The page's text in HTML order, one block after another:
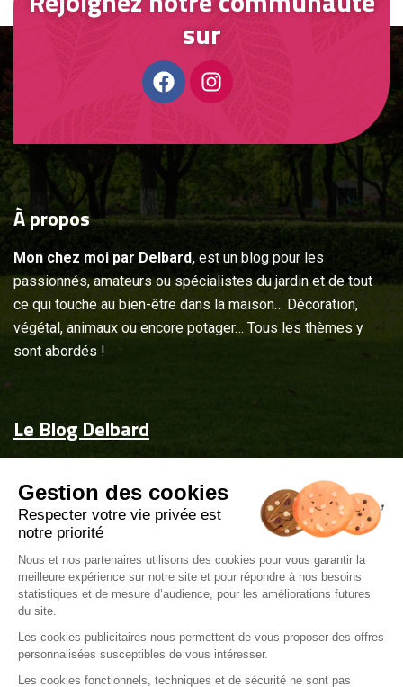
sur
Àpropos
Mon chez moi par Delbard, est un blog pour les
passionnés, amateurs ou spécialistes du jardin et de tout
ce qui touche au bien-être dans la maison… Décoration,
végétal, animaux ou encore potager… Tous les thèmes y
sont abordés !
Le Blog Delbard
Jardin & maison
Inspiration
Couvrez-les d'attentions
Delbard.fr
Gestion des cookies
Respecter votre vie privée est
notre priorité
Nous et nos partenaires utilisons des cookies pour vous garantir la
meilleure expérience sur notre site et pour répondre à nos besoins
statistiques et de mesure d’audience, pour les améliorations futures
du site.
Les cookies publicitaires nous permettent de vous proposer des offres
personnalisées susceptibles de vous intéresser.
Les cookies fonctionnels, techniques et de sécurité ne sont pas